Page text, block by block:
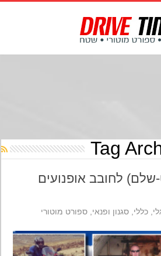
Tag
לחובב אופנועים
כללי,סגנון ופנאי,ספורט מוטורי